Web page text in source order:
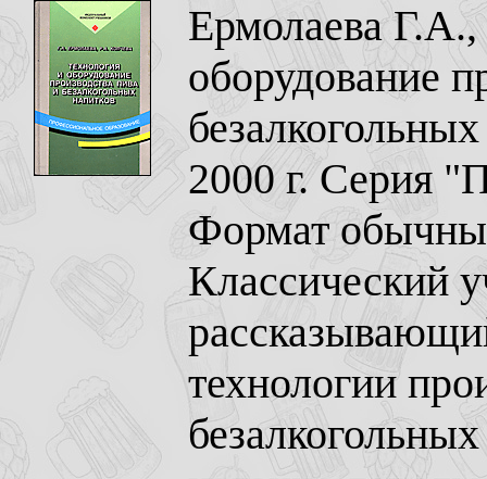
Ермолаева
оборудование
2000 г. Серия
Формат
Классический
технологии